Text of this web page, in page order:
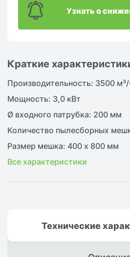
Краткие
Производительность: 3500
Мощность: 3,0 кВт
Ø входного патрубка: 200 мм
Количество пылесборных
Размер мешка: 400 х 800 мм
Все характеристики
Узнать о
Технические